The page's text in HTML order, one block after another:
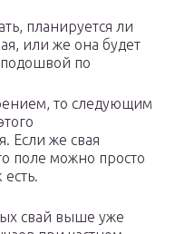
планируется ли
или же она будет
по
то следующим
Если же свая
поле можно просто
свай выше уже